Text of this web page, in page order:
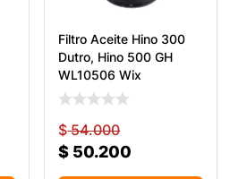
Filtro Aceite Hino 300
Dutro, Hino 500 GH
WL10506 Wix
$54.000
$ 50.200